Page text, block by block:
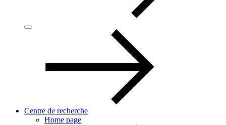
Centre de recherche
Home page